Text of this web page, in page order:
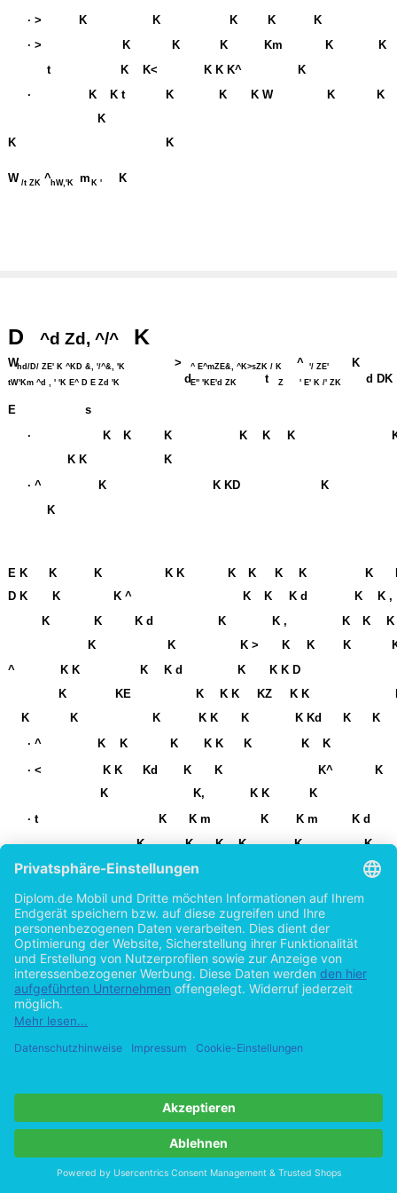
W /t ZK ^hW,'K m K ' K
· >
K K K K
K
· >
K K K Km K
K
t
K K< K K K^
K
·
K K t K K K W K
K
K
K
K
D ^d Zd, ^/^ K
Whd/D/ ZE' K ^KD &, '/^&, 'K > ^ E^mZE&, ^K>sZK / K ^ '/ ZE' K
tW'Km ^d , ' 'K E^ D E Zd 'K dE'' 'KE'd ZK t Z ' E' K /' ZK d DK
hW,'K K ' K
E
s
·
K K K K K K
K K
K
· ^
K K KD
K
K
E K K K K K K K K K K
D K
K K ^ K K K d K
K ,
K
K K d K K , K K
K
K
K K > K K K
^
K K K K d K
K K D
K
KE K K K KZ K K
K
K K K K K K Kd K
K
· ^
K K K K K K K
K
· <
K K Kd K K K^
K
K
K, K K
K
· t
K K m K K m
K d
K
K K K K
K
K K K m K K K K m K
K
Km K Kd Kd K K:
K
K K K K K m K
K d
K
K
K K
K
K K K K K Km K
K K K Z
K
K m K K K ^ K K K